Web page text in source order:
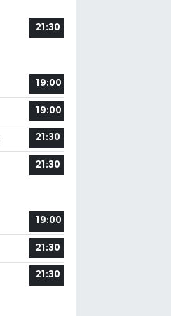
21:30
19:00
19:00
21:30
21:30
19:00
21:30
21:30